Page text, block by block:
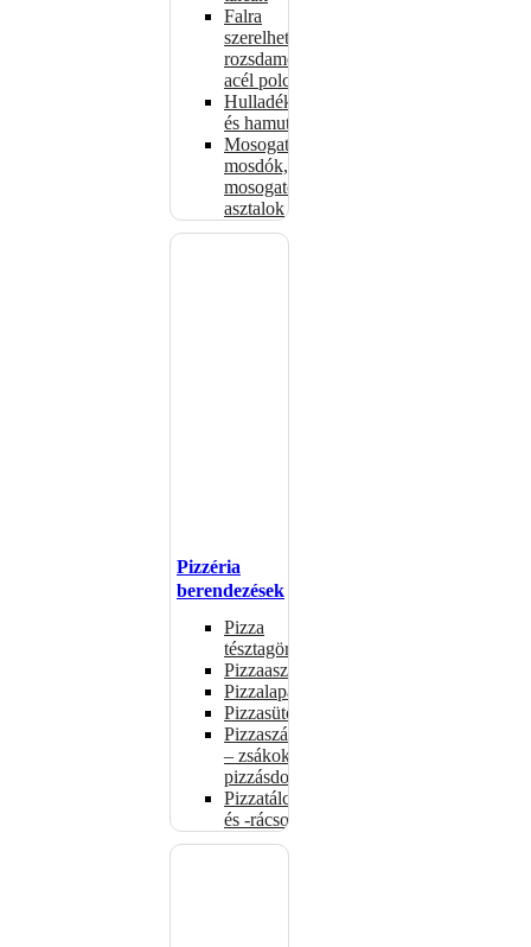
Falra
szerelhető
rozsdamentes
acél polcok
Hulladékkosarak
és hamutartók
Mosogatók,
mosdók,
mosogató
asztalok
Pizzéria
berendezések
Pizza
tésztagörgők
Pizzaasztalok
Pizzalapátok
Pizzasütők
Pizzaszállítás
– zsákok,
pizzásdobozok
Pizzatálcák
és -rácsok